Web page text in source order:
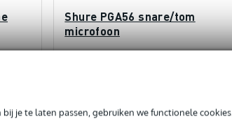
je te laten passen, gebruiken we functionele cookies.
Shure PGA56 snare/tom
microfoon
€ 109,-